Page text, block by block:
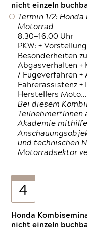
nicht einzeln
Termin 1/2:
Motorrad
8.30—16.00 Uhr
PKW: +
Besonderheiten
Abgasverhalten +
/ Fügeverfahren +
Fahrerassistenz
Herstellers Moto…
Bei diesem
Akademie
und technischen
Motorradsektor
4
Honda
nicht einzeln